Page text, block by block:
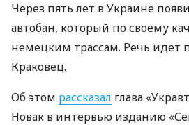
Через пять лет в Украине
автобан, который по своему
немецким трассам. Речь идет
Краковец.
Об этом рассказал глава
Новак в интервью изданию